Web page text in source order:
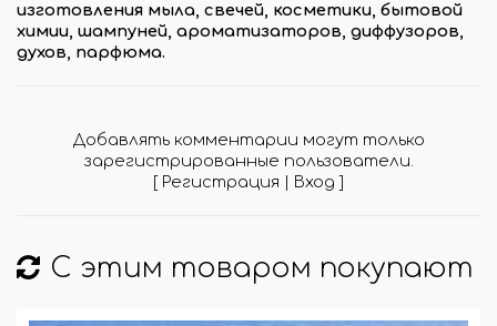
изготовления мыла, свечей, косметики, бытовой
химии, шампуней, ароматизаторов, диффузоров,
духов, парфюма.
Добавлять комментарии могут только
зарегистрированные пользователи.
[ Регистрация | Вход ]
С этим товаром покупают